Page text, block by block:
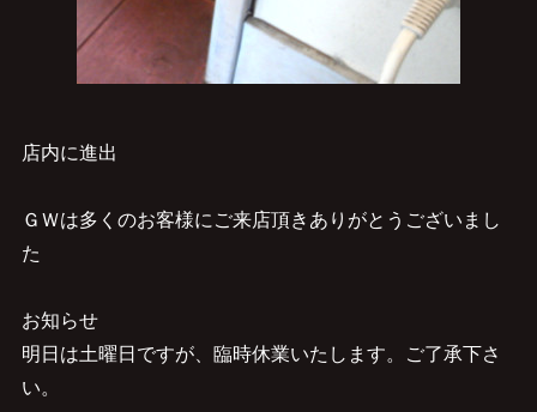
店内に進出
ＧＷは多くのお客様にご来店頂きありがとうございまし
た
お知らせ
明日は土曜日ですが、臨時休業いたします。ご了承下さ
い。